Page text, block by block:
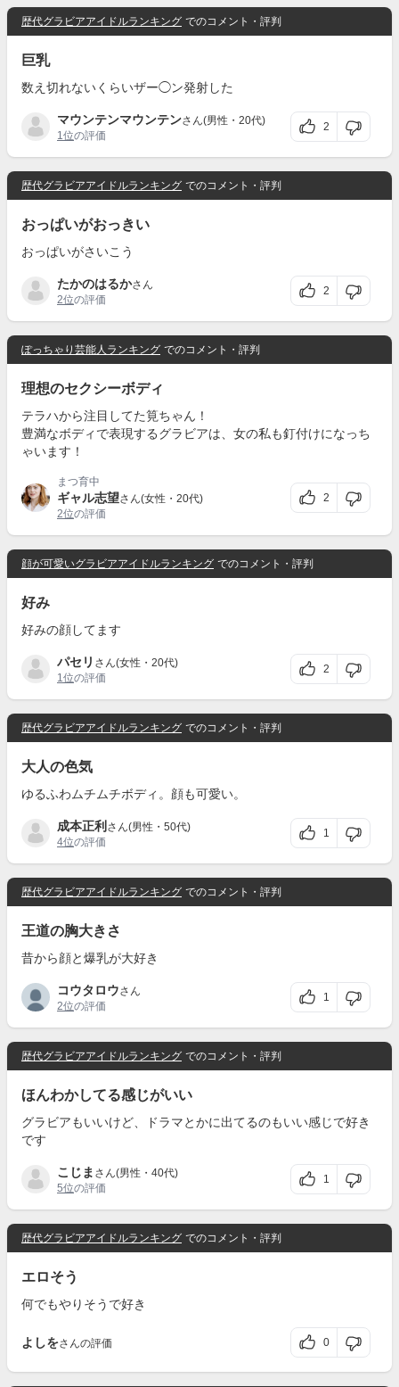
歴代グラビアアイドルランキング でのコメント・評判
巨乳
数え切れないくらいザー◯ン発射した
マウンテンマウンテンさん(男性・20代)
1位の評価
2
歴代グラビアアイドルランキング でのコメント・評判
おっぱいがおっきい
おっぱいがさいこう
たかのはるかさん
2位の評価
2
ぽっちゃり芸能人ランキング でのコメント・評判
理想のセクシーボディ
テラハから注目してた筧ちゃん！
豊満なボディで表現するグラビアは、女の私も釘付けになっち
ゃいます！
まつ育中
ギャル志望さん(女性・20代)
2位の評価
2
顔が可愛いグラビアアイドルランキング でのコメント・評判
好み
好みの顔してます
パセリ さん(女性・20代)
1位の評価
2
歴代グラビアアイドルランキング でのコメント・評判
大人の色気
ゆるふわムチムチボディ。顔も可愛い。
成本正利 さん(男性・50代)
4位の評価
1
歴代グラビアアイドルランキング でのコメント・評判
王道の胸大きさ
昔から顔と爆乳が大好き
コウタロウさん
2位の評価
1
歴代グラビアアイドルランキング でのコメント・評判
ほんわかしてる感じがいい
グラビアもいいけど、ドラマとかに出てるのもいい感じで好き
です
こじま さん(男性・40代)
5位の評価
1
歴代グラビアアイドルランキング でのコメント・評判
エロそう
何でもやりそうで好き
よしをさんの評価 0